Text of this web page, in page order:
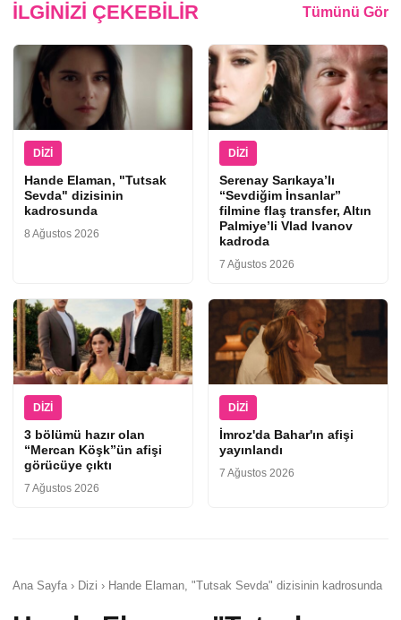
İLGINIZI ÇEKEBILIR Tümünü Gör
DIZI
Hande Elaman, "Tutsak
Sevda" dizisinin
kadrosunda
8 Ağustos 2026
DIZI
Serenay Sarıkaya’lı
“Sevdiğim İnsanlar”
filmine flaş transfer, Altın
Palmiye’li Vlad Ivanov
kadroda
7 Ağustos 2026
DIZI
3 bölümü hazır olan
“Mercan Köşk”ün afişi
görücüye çıktı
7 Ağustos 2026
DIZI
İmroz'da Bahar'ın afişi
yayınlandı
7 Ağustos 2026
Ana Sayfa › Dizi › Hande Elaman, "Tutsak Sevda" dizisinin kadrosunda